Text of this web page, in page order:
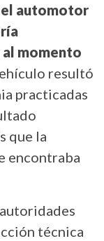
el automotor
al momento
resultó
practicadas
que la
encontraba
técnica